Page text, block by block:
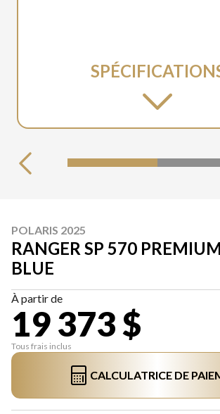
POLARIS 2025
RANGER SP 570
BLUE
À partir de
19 373 $
Tous frais inclus
CALCULATRICE DE